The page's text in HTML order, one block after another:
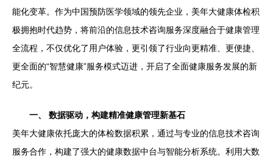
能化变革。作为中国预防医学领域的领先企业，美年大健康体检积
极拥抱时代趋势，将前沿的信息技术咨询服务深度融合于健康管理
全流程，不仅优化了用户体验，更引领了行业向更精准、更便捷、
更全面的“智慧健康”服务模式迈进，开启了全面健康服务发展的新
纪元。
一、 数据驱动，构建精准健康管理新基石
美年大健康依托庞大的体检数据积累，通过与专业的信息技术咨询
服务合作，构建了强大的健康数据中台与智能分析系统。利用大数